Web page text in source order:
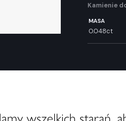
Kamienie
MASA
0.048ct